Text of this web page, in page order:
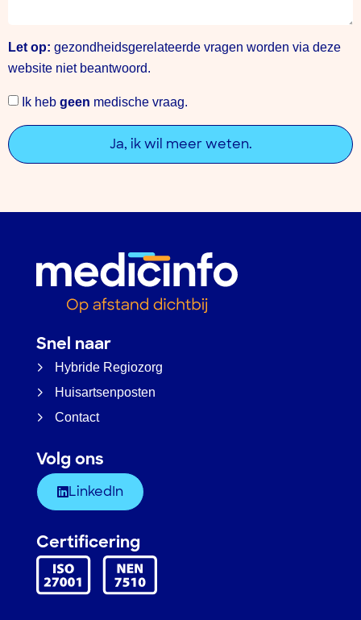
Let op: gezondheidsgerelateerde vragen worden via deze
website niet beantwoord.
Ik heb geen medische vraag.
Ja, ik wil meer weten.
Snel naar
Hybride Regiozorg
Huisartsenposten
Contact
Volg ons
LinkedIn
Certificering